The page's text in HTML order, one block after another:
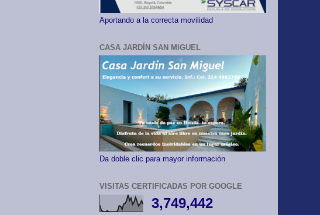
Aportando a la correcta movilidad
CASA JARDÍN SAN MIGUEL
Da doble clic para mayor información
VISITAS CERTIFICADAS POR GOOGLE
3,749,442